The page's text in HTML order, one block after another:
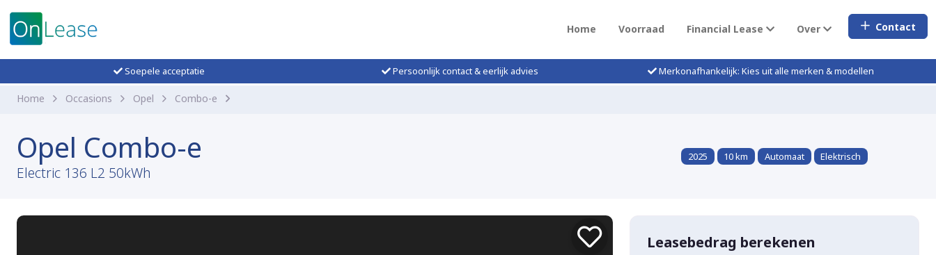
Home Voorraad Financial Lease Over Contact
Soepele acceptatie Persoonlijk contact & eerlijk advies Merkonafhankelijk: Kies uit alle merken & modellen
Home Occasions Opel Combo-e
Opel Combo-e
Electric 136 L2 50kWh
2025 10 km Automaat Elektrisch
Leasebedrag berekenen